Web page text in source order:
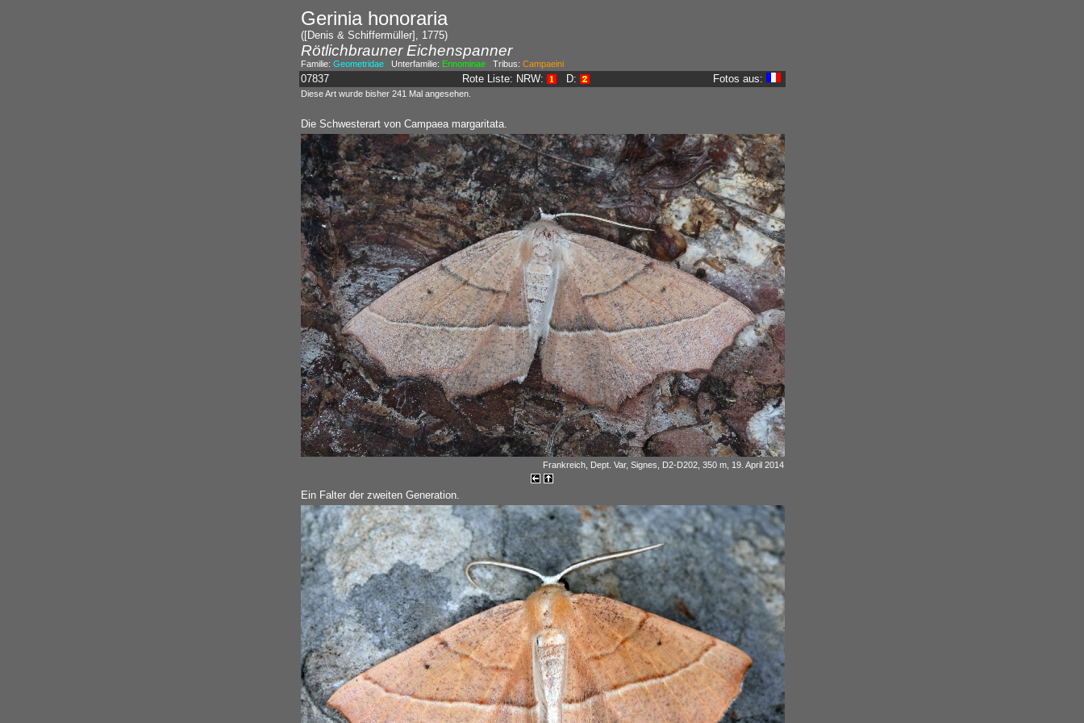
Gerinia honoraria
([Denis & Schiffermüller], 1775)
Rötlichbrauner Eichenspanner
Familie: GeometridaeUnterfamilie: EnnominaeTribus: Campaeini
07837 Rote Liste: NRW: D: Fotos aus:
Diese Art wurde bisher 241 Mal angesehen.
Die Schwesterart von Campaea margaritata.
Frankreich, Dept. Var, Signes, D2-D202, 350 m, 19. April 2014
Ein Falter der zweiten Generation.